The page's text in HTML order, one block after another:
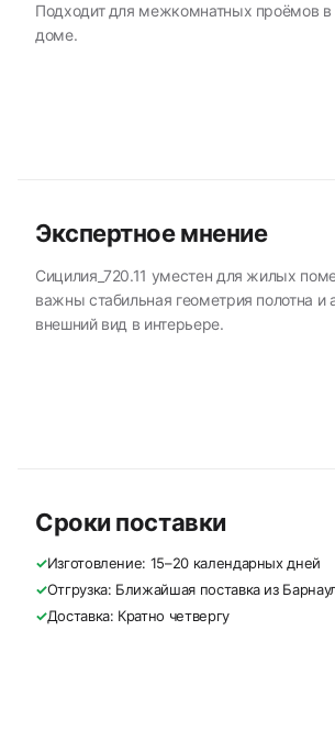
Подходит для межкомнатных проёмов в
доме.
Экспертное мнение
Сицилия_720.11 уместен для жилых
важны стабильная геометрия полотна и
внешний вид в интерьере.
Сроки поставки
✓Изготовление: 15–20 календарных дней
✓Отгрузка: Ближайшая поставка из
✓Доставка: Кратно четвергу